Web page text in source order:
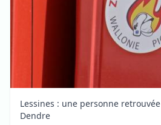
Lessines : une personne
Dendre